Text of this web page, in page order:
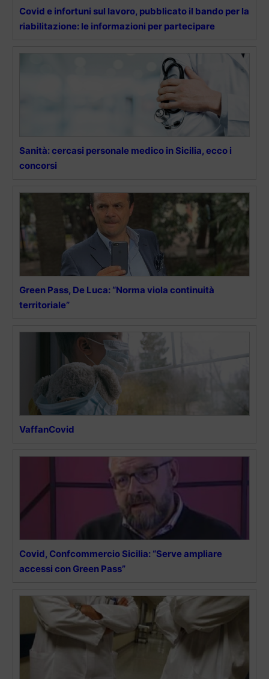
Covid e infortuni sul lavoro, pubblicato il bando per la
riabilitazione: le informazioni per partecipare
Sanità: cercasi personale medico in Sicilia, ecco i
concorsi
Green Pass, De Luca: “Norma viola continuità
territoriale”
VaffanCovid
Covid, Confcommercio Sicilia: “Serve ampliare
accessi con Green Pass”